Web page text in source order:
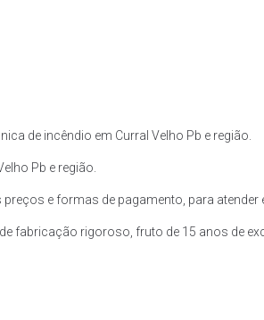
de incêndio em Curral Velho Pb e região.
Pb e região.
e formas de pagamento, para atender
fabricação rigoroso, fruto de 15 anos de